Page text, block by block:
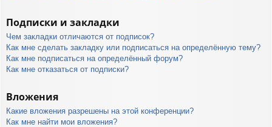
Подписки и закладки
Чем закладки отличаются от подписок?
Как мне сделать закладку или подписаться на определённую тему?
Как мне подписаться на определённый форум?
Как мне отказаться от подписки?
Вложения
Какие вложения разрешены на этой конференции?
Как мне найти мои вложения?